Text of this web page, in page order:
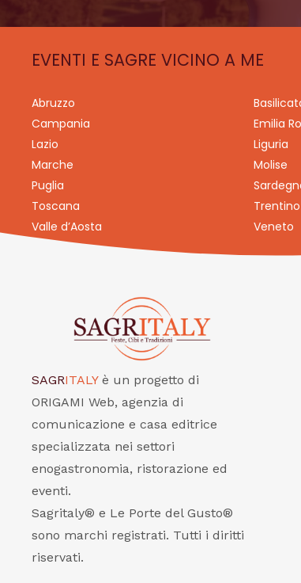
EVENTI E SAGRE VICINO A ME
Abruzzo
Campania
Emilia
Lazio
Liguria
Marche
Molise
Puglia
Toscana
Valle d’Aosta
Veneto
SAGRITALY è un progetto di
ORIGAMI Web, agenzia di
comunicazione e casa editrice
specializzata nei settori
enogastronomia, ristorazione ed
eventi.
Sagritaly® e Le Porte del Gusto®
sono marchi registrati. Tutti i diritti
riservati.